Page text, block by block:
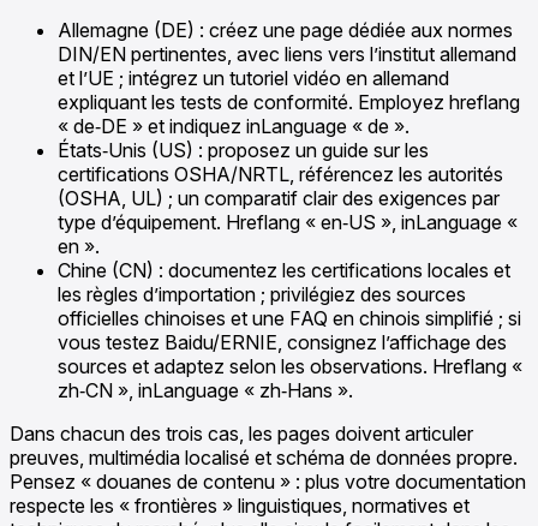
Allemagne (DE) : créez une page dédiée aux normes
DIN/EN pertinentes, avec liens vers l’institut allemand
et l’UE ; intégrez un tutoriel vidéo en allemand
expliquant les tests de conformité. Employez hreflang
« de‑DE » et indiquez inLanguage « de ».
États‑Unis (US) : proposez un guide sur les
certifications OSHA/NRTL, référencez les autorités
(OSHA, UL) ; un comparatif clair des exigences par
type d’équipement. Hreflang « en‑US », inLanguage «
en ».
Chine (CN) : documentez les certifications locales et
les règles d’importation ; privilégiez des sources
officielles chinoises et une FAQ en chinois simplifié ; si
vous testez Baidu/ERNIE, consignez l’affichage des
sources et adaptez selon les observations. Hreflang «
zh‑CN », inLanguage « zh‑Hans ».
Dans chacun des trois cas, les pages doivent articuler
preuves, multimédia localisé et schéma de données propre.
Pensez « douanes de contenu » : plus votre documentation
respecte les « frontières » linguistiques, normatives et